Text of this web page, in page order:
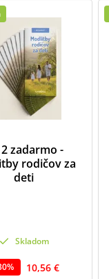
zadarmo -
rodičov za
deti
Skladom
% 10,56 €